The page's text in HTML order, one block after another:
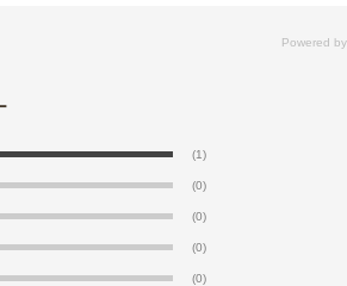
(1)
(0)
(0)
(0)
(0)